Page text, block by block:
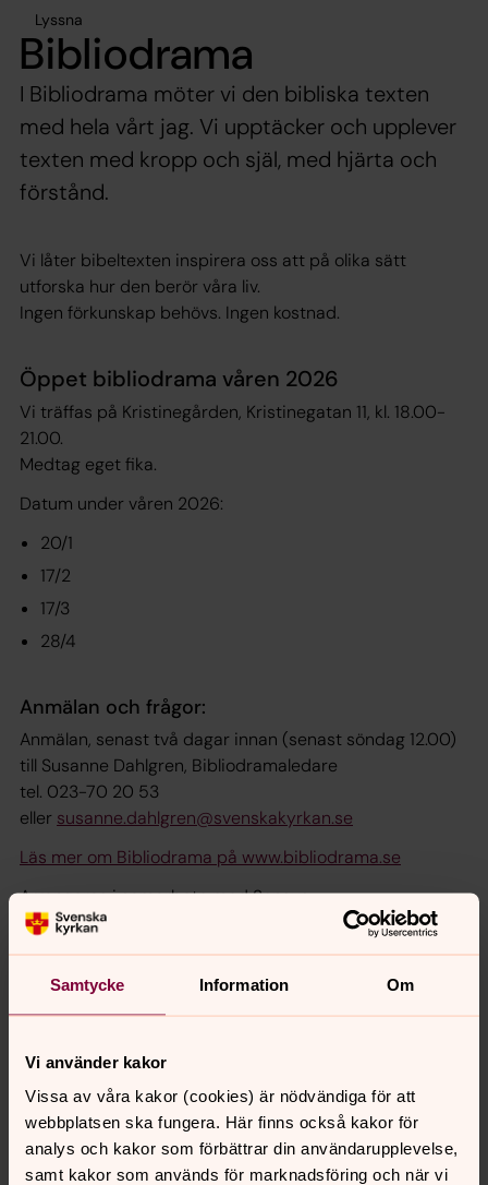
Samtycke Information Om
Vi använder kakor
Vissa av våra kakor (cookies) är nödvändiga för att
webbplatsen ska fungera. Här finns också kakor för
analys och kakor som förbättrar din användarupplevelse,
samt kakor som används för marknadsföring och när vi
Lyssna
Bibliodrama
I Bibliodrama möter vi den bibliska texten
med hela vårt jag. Vi upptäcker och upplever
texten med kropp och själ, med hjärta och
förstånd.
Vi låter bibeltexten inspirera oss att på olika sätt
utforska hur den berör våra liv.
Ingen förkunskap behövs. Ingen kostnad.
Öppet bibliodrama våren 2026
Vi träffas på Kristinegården, Kristinegatan 11, kl. 18.00-
21.00.
Medtag eget fika.
Datum under våren 2026:
20/1
17/2
17/3
28/4
Anmälan och frågor:
Anmälan, senast två dagar innan (senast söndag 12.00)
till Susanne Dahlgren, Bibliodramaledare
tel. 023-70 20 53
eller susanne.dahlgren@svenskakyrkan.se
Läs mer om Bibliodrama på www.bibliodrama.se
Arrangeras i samarbete med Sensus
Kyrkoårets bibeltexter
Läs bibeltexterna för de olika helgdagarna under
kyrkoåret.
Kristen tro
Vill du veta mer om kristen tro? Här kan du läsa om vad
Svenska kyrkan står för. Du kan också få näring till dina
egna tankar om kristen tro.